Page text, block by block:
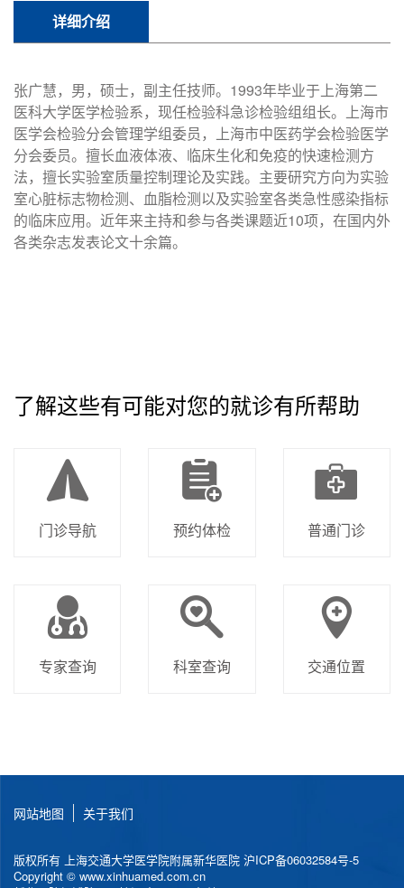
详细介绍
张广慧，男，硕士，副主任技师。1993年毕业于上海第二
医科大学医学检验系，现任检验科急诊检验组组长。上海市
医学会检验分会管理学组委员，上海市中医药学会检验医学
分会委员。擅长血液体液、临床生化和免疫的快速检测方
法，擅长实验室质量控制理论及实践。主要研究方向为实验
室心脏标志物检测、血脂检测以及实验室各类急性感染指标
的临床应用。近年来主持和参与各类课题近10项，在国内外
各类杂志发表论文十余篇。
了解这些有可能对您的就诊有所帮助
门诊导航 预约体检 普通门诊
专家查询 科室查询 交通位置
网站地图 关于我们
版权所有 上海交通大学医学院附属新华医院 沪ICP备06032584号-5
Copyright © www.xinhuamed.com.cn